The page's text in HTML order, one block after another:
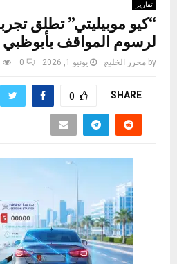
تقارير
“كيو موبيليتي” تطلق
لرسوم المواقف بأبوظبي
by محرر الخليج يونيو 1, 2026 0
SHARE
0